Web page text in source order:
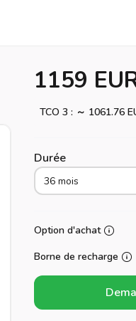
1159
TCO 3 : ～ 1061.76
Durée
36 mois
Option d'achat
Borne de recharge